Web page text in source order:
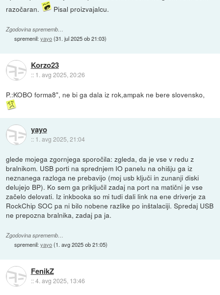
razočaran.
Pisal proizvajalcu.
Zgodovina sprememb…
spremenil:yayo(31. jul 2025 ob 21:03)
Korzo23
:: 1. avg 2025, 20:26
P.:KOBO forma8", ne bi ga dala iz rok,ampak ne bere slovensko,
yayo
:: 1. avg 2025, 21:04
glede mojega zgornjega sporočila: zgleda, da je vse v redu z
bralnikom. USB porti na sprednjem IO panelu na ohišju ga iz
neznanega razloga ne prebavijo (moj usb ključi in zunanji diski
delujejo BP). Ko sem ga priključil zadaj na port na matični je vse
začelo delovati. Iz inkbooka so mi tudi dali link na ene driverje za
RockChip SOC pa ni bilo nobene razlike po inštalaciji. Spredaj USB
ne prepozna bralnika, zadaj pa ja.
Zgodovina sprememb…
spremenil:yayo(1. avg 2025 ob 21:05)
FenikZ
::4. avg 2025, 13:46